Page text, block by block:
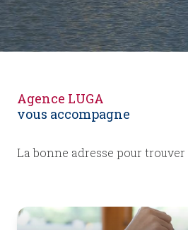
Agence LUGA
vous accompagne
La bonne adresse pour trouver